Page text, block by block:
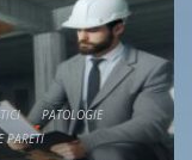
PATOLOGIE
PARETI